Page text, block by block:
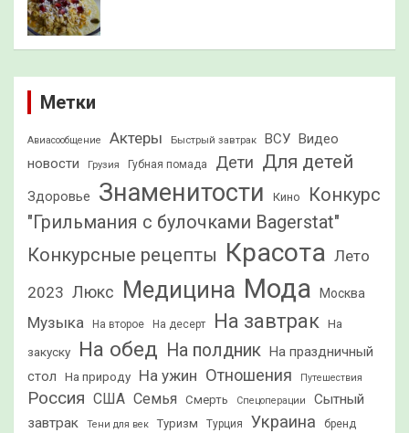
Метки
Авиасообщение Актеры Быстрый завтрак ВСУ Видео
новости
Грузия Губная помада Дети Для детей
Здоровье Знаменитости Кино
Конкурс
"Грильмания с булочками Bagerstat"
Конкурсные рецепты Красота Лето
2023 Люкс Медицина Мода Москва
Музыка На второе На десерт На завтрак На
закуску На обед На полдник На праздничный
стол
На природу На ужин Отношения Путешествия
Россия США Семья Смерть Спецоперации
Сытный
завтрак
Тени для век Туризм Турция Украина бренд